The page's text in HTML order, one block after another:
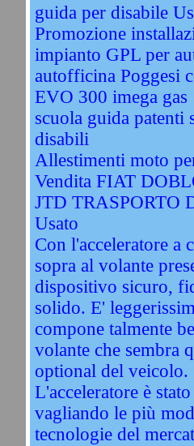
guida per disabile
Promozione
impianto GPL per
autofficina Poggesi
EVO 300 imega gas
scuola guida patenti
disabili
Allestimenti moto
Vendita FIAT
JTD TRASPORTO
Usato
Con l'acceleratore a
sopra al volante
dispositivo sicuro,
solido. E'
compone talmente
volante che sembra
optional del veicolo.
L'acceleratore è
vagliando le più
tecnologie del